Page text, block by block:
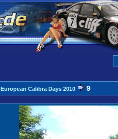
European Calibra Days 2010
9